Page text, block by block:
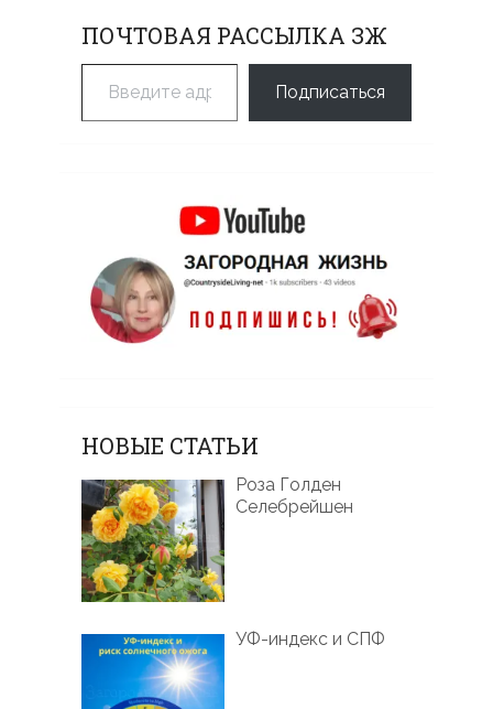
ПОЧТОВАЯ РАССЫЛКА ЗЖ
Введите адрес электронной почты…
Подписаться
НОВЫЕ СТАТЬИ
Роза Голден
Селебрейшен
УФ-индекс и СПФ